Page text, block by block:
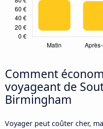
Comment
voyageant de
Birmingham
Voyager peut coûter cher,